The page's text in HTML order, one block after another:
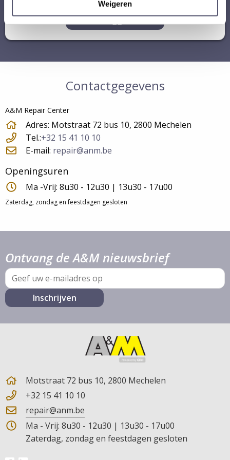
Weigeren
Inloggen
Contactgegevens
A&M Repair Center
Adres: Motstraat 72 bus 10, 2800 Mechelen
Tel.:+32 15 41 10 10
E-mail: repair@anm.be
Openingsuren
Ma -Vrij: 8u30 - 12u30 | 13u30 - 17u00
Zaterdag, zondag en feestdagen gesloten
Ontvang de A&M nieuwsbrief
E-
mail
Motstraat 72 bus 10, 2800 Mechelen
+32 15 41 10 10
repair@anm.be
Ma - Vrij: 8u30 - 12u30 | 13u30 - 17u00
Zaterdag, zondag en feestdagen gesloten